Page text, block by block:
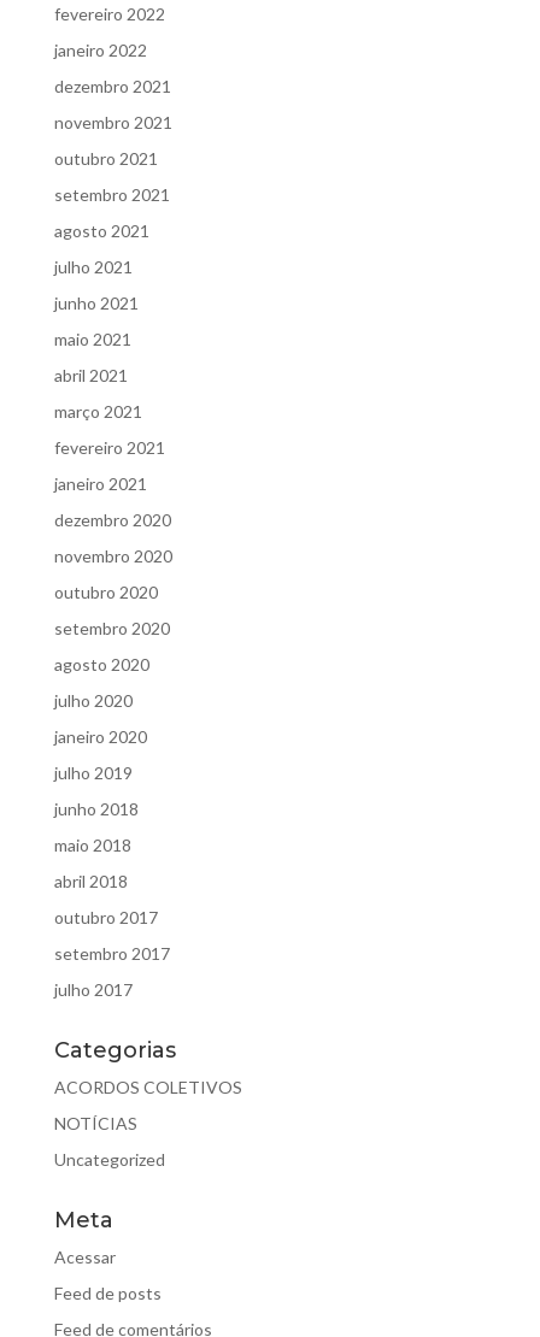
fevereiro 2022
janeiro 2022
dezembro 2021
novembro 2021
outubro 2021
setembro 2021
agosto 2021
julho 2021
junho 2021
maio 2021
abril 2021
março 2021
fevereiro 2021
janeiro 2021
dezembro 2020
novembro 2020
outubro 2020
setembro 2020
agosto 2020
julho 2020
janeiro 2020
julho 2019
junho 2018
maio 2018
abril 2018
outubro 2017
setembro 2017
julho 2017
Categorias
ACORDOS COLETIVOS
NOTÍCIAS
Uncategorized
Meta
Acessar
Feed de posts
Feed de comentários